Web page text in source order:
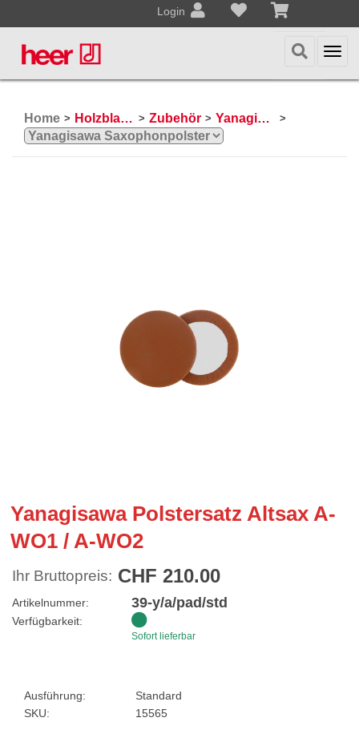
Login
Home > Holzblasinstrumente > Zubehör > Yanagisawa >
Yanagisawa Polstersatz Altsax A-
WO1 / A-WO2
Ihr Bruttopreis: CHF 210.00
Artikelnummer: 39-y/a/pad/std
Verfügbarkeit:
Sofort lieferbar
Ausführung:
Standard
SKU:
15565